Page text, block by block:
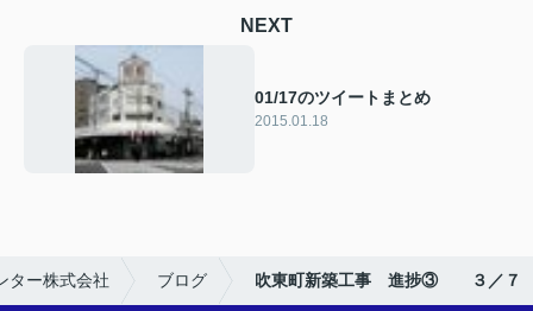
NEXT
01/17のツイートまとめ
2015.01.18
ター株式会社 ブログ 吹東町新築工事 進捗③ ３／７